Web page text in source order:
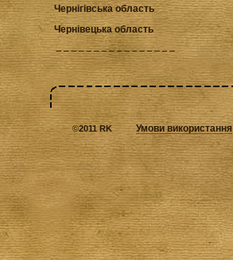
Чернігівська область
Чернівецька область
©2011 RK Умови використання